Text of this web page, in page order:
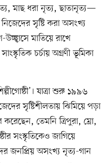
মাছ ধরা নৃত্য, ছাতানৃত্য—
সৃষ্টি করা অসংখ্য
মাতিয়ে রাখে
চর্চায় অগ্রণী ভূমিকা
যাত্রা শুরু ১৯৯৬
সৃষ্টিশীলতায় ঝিমিয়ে পড়া
করেছেন, তেমনি ত্রিপুরা, ম্রো,
সংস্কৃতিকেও জাগিয়ে
জনপ্রিয় অসংখ্য নৃত্য-গান